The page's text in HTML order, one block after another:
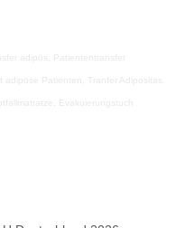
adipös, Patiententransfer
adipöse Patienten, Tranfer Adipositas,
Evakuierungstuch